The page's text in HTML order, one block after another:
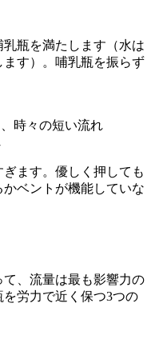
瓶を満たします（水は
す）。哺乳瓶を振らず
時々の短い流れ
ます。優しく押しても
ベントが機能していな
、流量は最も影響力の
労力で近く保つ3つの